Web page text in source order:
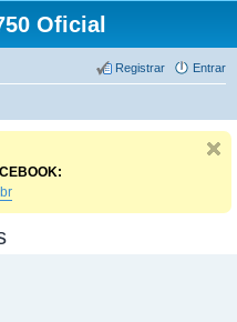
Oficial
Entrar
Registrar